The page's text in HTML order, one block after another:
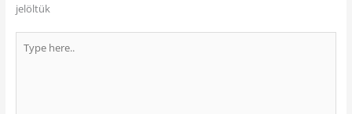
jelöltük
here..